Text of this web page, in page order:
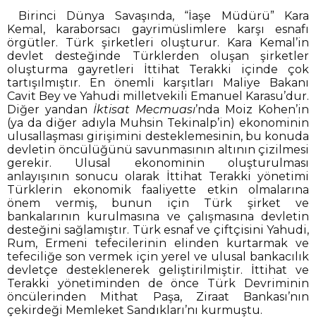
Birinci Dünya Savaşında, “İaşe Müdürü” Kara
Kemal, karaborsacı gayrimüslimlere karşı esnafı
örgütler. Türk şirketleri oluşturur. Kara Kemal’in
devlet desteğinde Türklerden oluşan şirketler
oluşturma gayretleri İttihat Terakki içinde çok
tartışılmıştır. En önemli karşıtları Maliye Bakanı
Cavit Bey ve Yahudi milletvekili Emanuel Karasu’dur.
Diğer yandan İktisat Mecmuası’nda Moiz Kohen’in
(ya da diğer adıyla Muhsin Tekinalp’in) ekonominin
ulusallaşması girişimini desteklemesinin, bu konuda
devletin öncülüğünü savunmasının altının çizilmesi
gerekir. Ulusal ekonominin oluşturulması
anlayışının sonucu olarak İttihat Terakki yönetimi
Türklerin ekonomik faaliyette etkin olmalarına
önem vermiş, bunun için Türk şirket ve
bankalarının kurulmasına ve çalışmasına devletin
desteğini sağlamıştır. Türk esnaf ve çiftçisini Yahudi,
Rum, Ermeni tefecilerinin elinden kurtarmak ve
tefeciliğe son vermek için yerel ve ulusal bankacılık
devletçe desteklenerek geliştirilmiştir. İttihat ve
Terakki yönetiminden de önce Türk Devriminin
öncülerinden Mithat Paşa, Ziraat Bankası’nın
çekirdeği Memleket Sandıkları’nı kurmuştu.